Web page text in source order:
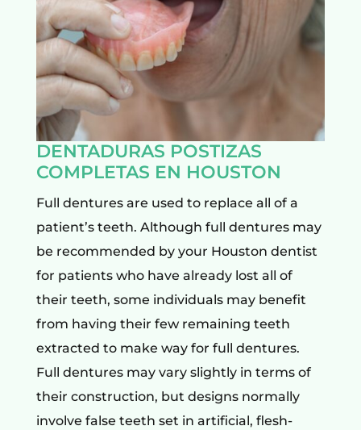
DENTADURAS POSTIZAS
COMPLETAS EN HOUSTON
Full dentures are used to replace all of a
patient’s teeth. Although full dentures may
be recommended by your Houston dentist
for patients who have already lost all of
their teeth, some individuals may benefit
from having their few remaining teeth
extracted to make way for full dentures.
Full dentures may vary slightly in terms of
their construction, but designs normally
involve false teeth set in artificial, flesh-